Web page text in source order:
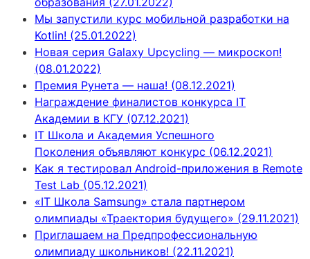
Мы запустили курс мобильной разработки на
Kotlin! (25.01.2022)
Новая серия Galaxy Upcycling — микроскоп!
(08.01.2022)
Премия Рунета — наша! (08.12.2021)
Награждение финалистов конкурса IT
Академии в КГУ (07.12.2021)
IT Школа и Академия Успешного
Поколения объявляют конкурс (06.12.2021)
Как я тестировал Android-приложения в Remote
Test Lab (05.12.2021)
«IT Школа Samsung» стала партнером
олимпиады «Траектория будущего» (29.11.2021)
Приглашаем на Предпрофессиональную
олимпиаду школьников! (22.11.2021)